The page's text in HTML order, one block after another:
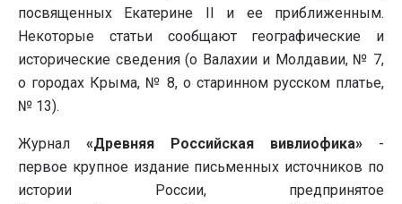
посвященных Екатерине II и ее приближенным.
Некоторые статьи сообщают географические и
исторические сведения (о Валахии и Молдавии, № 7,
о городах Крыма, № 8, о старинном русском платье,
№ 13).
Журнал «Древняя Российская вивлиофика» -
первое крупное издание письменных источников по
истории России, предпринятое